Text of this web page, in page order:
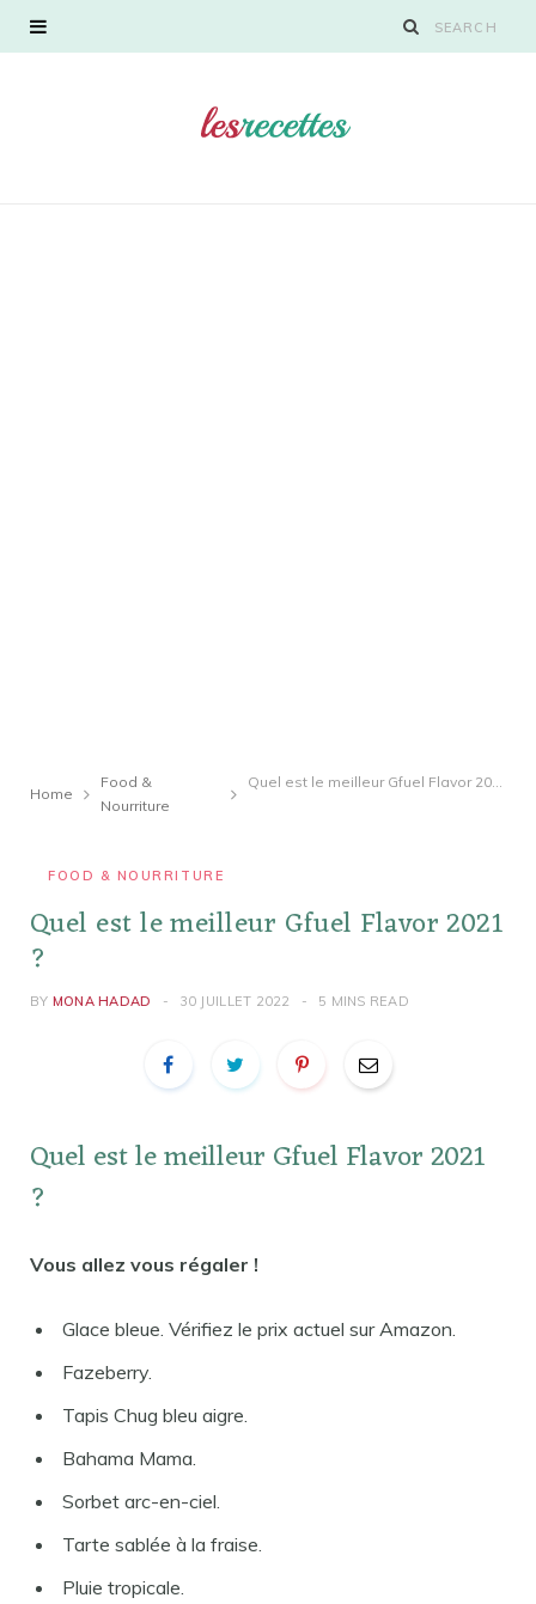
Home
Food &
Nourriture
Quel est le meilleur Gfuel Flavor 2021 ?
FOOD & NOURRITURE
Quel est le meilleur Gfuel Flavor 2021
?
BY MONA HADAD 30 JUILLET 2022 5 MINS READ
Quel est le meilleur Gfuel Flavor 2021
?
Vous allez vous régaler !
Glace bleue. Vérifiez le prix actuel sur Amazon.
Fazeberry.
Tapis Chug bleu aigre.
Bahama Mama.
Sorbet arc-en-ciel.
Tarte sablée à la fraise.
Pluie tropicale.